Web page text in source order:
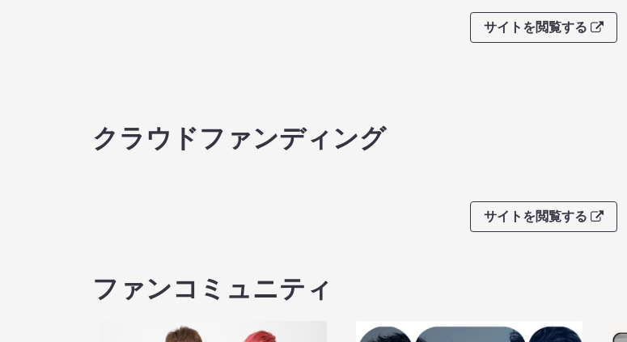
サイトを閲覧する
クラウドファンディング
サイトを閲覧する
ファンコミュニティ